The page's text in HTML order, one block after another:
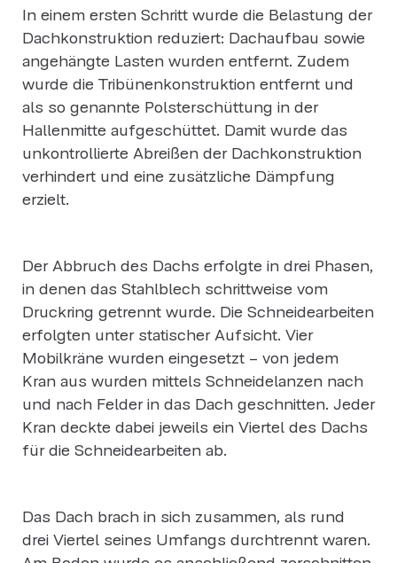
In einem ersten Schritt wurde die Belastung der
Dachkonstruktion reduziert: Dachaufbau sowie
angehängte Lasten wurden entfernt. Zudem
wurde die Tribünenkonstruktion entfernt und
als so genannte Polsterschüttung in der
Hallenmitte aufgeschüttet. Damit wurde das
unkontrollierte Abreißen der Dachkonstruktion
verhindert und eine zusätzliche Dämpfung
erzielt.
Der Abbruch des Dachs erfolgte in drei Phasen,
in denen das Stahlblech schrittweise vom
Druckring getrennt wurde. Die Schneidearbeiten
erfolgten unter statischer Aufsicht. Vier
Mobilkräne wurden eingesetzt – von jedem
Kran aus wurden mittels Schneidelanzen nach
und nach Felder in das Dach geschnitten. Jeder
Kran deckte dabei jeweils ein Viertel des Dachs
für die Schneidearbeiten ab.
Das Dach brach in sich zusammen, als rund
drei Viertel seines Umfangs durchtrennt waren.